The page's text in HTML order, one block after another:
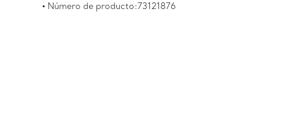
Número de producto:73121876